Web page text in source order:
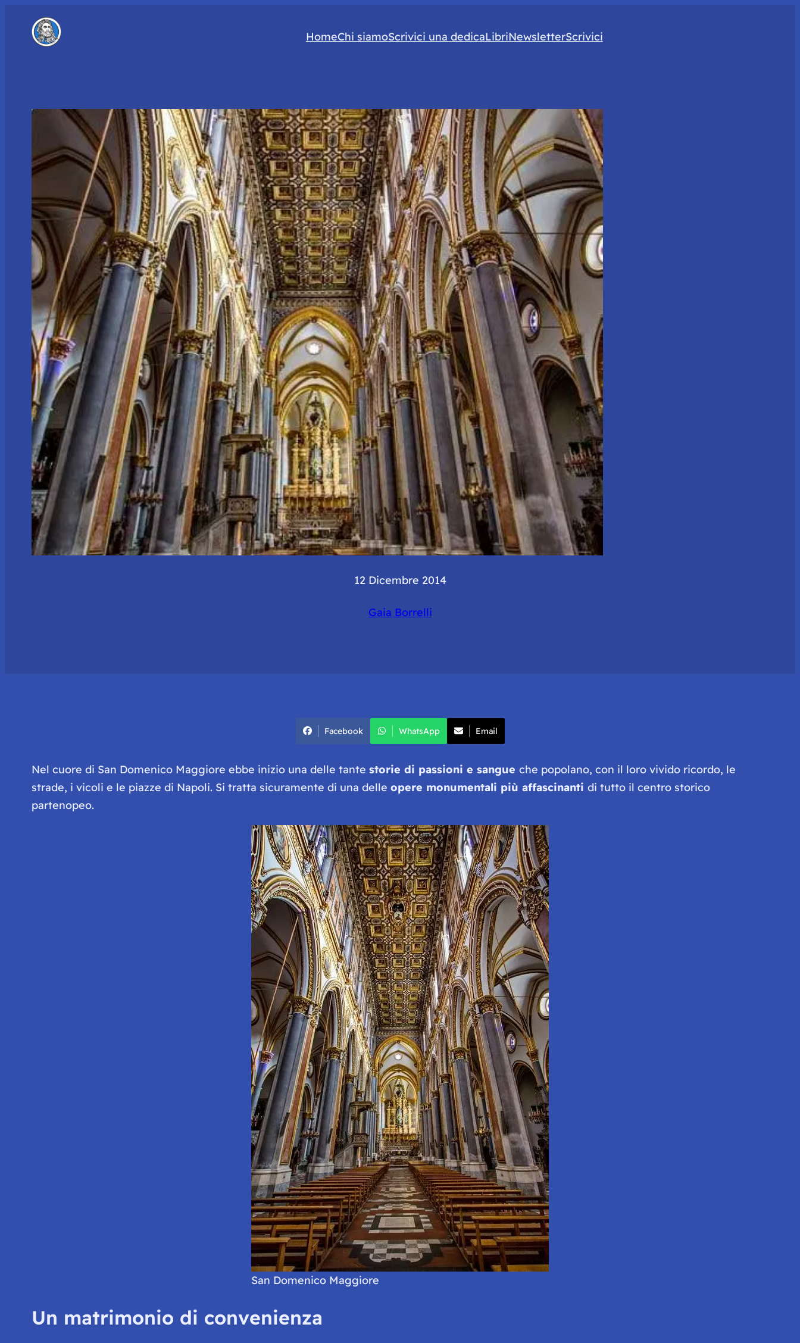
HomeChi siamoScrivici una dedicaLibriNewsletterScrivici
12 Dicembre 2014
Gaia Borrelli
Facebook WhatsApp Email
Nel cuore di San Domenico Maggiore ebbe inizio una delle tante storie di passioni e sangue che popolano, con il loro vivido ricordo, le
strade, i vicoli e le piazze di Napoli. Si tratta sicuramente di una delle opere monumentali più affascinanti di tutto il centro storico
partenopeo.
San Domenico Maggiore
Un matrimonio di convenienza